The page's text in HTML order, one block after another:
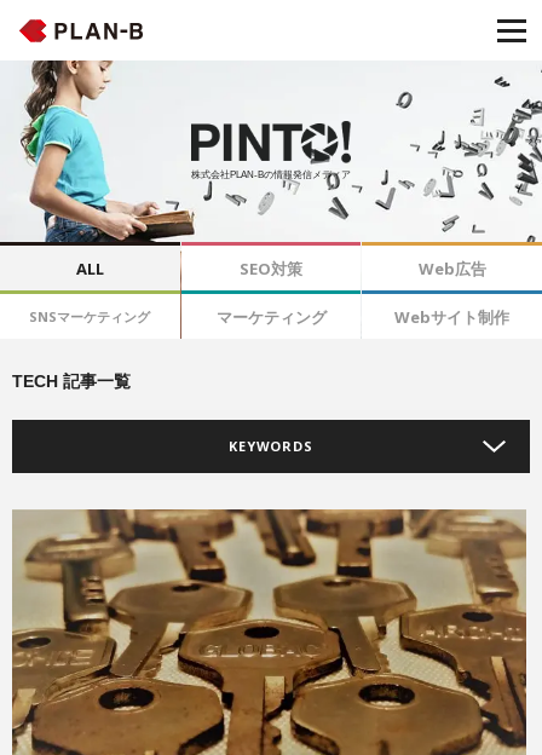
株式会社PLAN-Bの情報発信メディア
ALL SEO対策 Web広告
SNSマーケティング マーケティング Webサイト制作
TECH 記事一覧
KEYWORDS